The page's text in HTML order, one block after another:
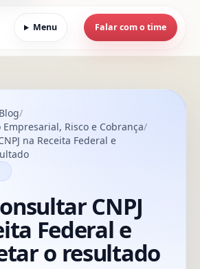
Menu Falar com o time
Blog
Risco e Cobrança
na Receita Federal e
CNPJ
Federal e
o resultado